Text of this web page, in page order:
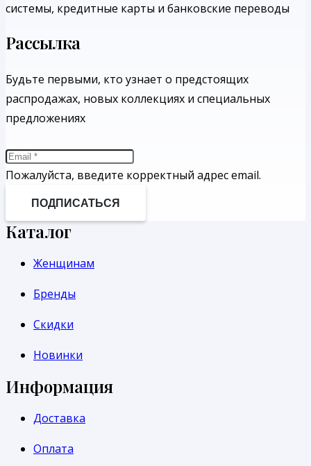
системы, кредитные карты и банковские переводы
Рассылка
Будьте первыми, кто узнает о предстоящих
распродажах, новых коллекциях и специальных
предложениях
Пожалуйста, введите корректный адрес email.
ПОДПИСАТЬСЯ
Каталог
Женщинам
Бренды
Скидки
Новинки
Информация
Доставка
Оплата